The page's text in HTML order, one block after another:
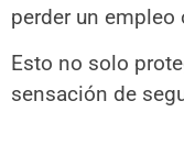
perder un
Esto no solo
sensación de